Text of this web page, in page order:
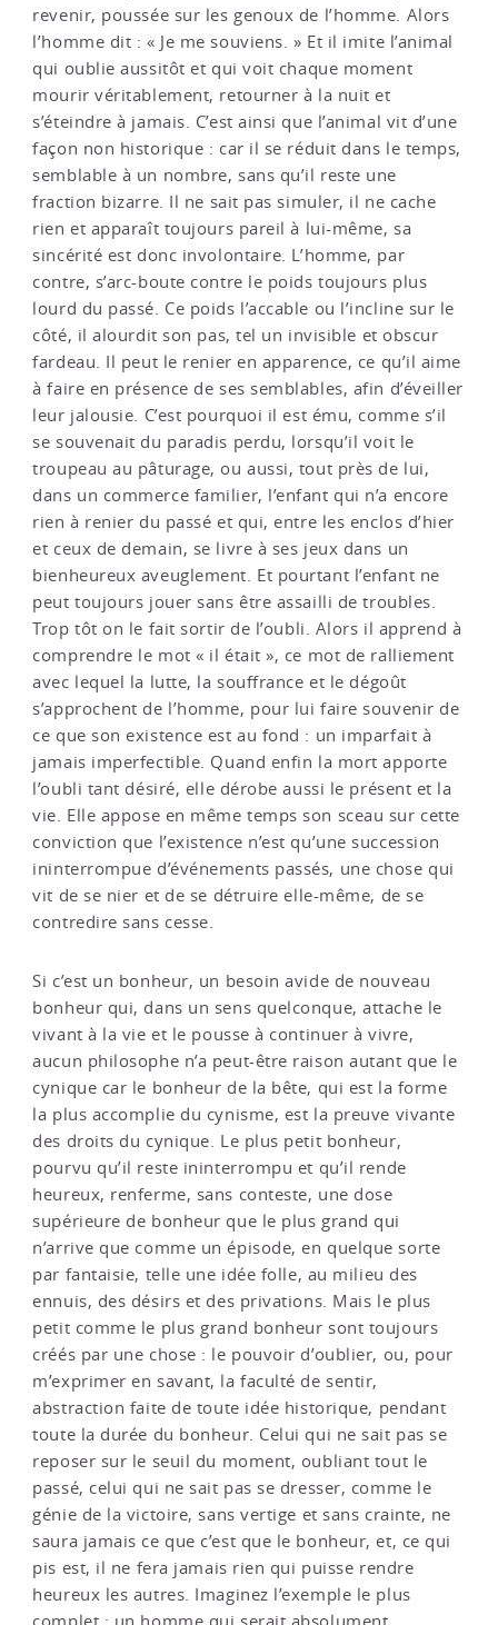
revenir, poussée sur les genoux de l’homme. Alors
l’homme dit : « Je me souviens. » Et il imite l’animal
qui oublie aussitôt et qui voit chaque moment
mourir véritablement, retourner à la nuit et
s’éteindre à jamais. C’est ainsi que l’animal vit d’une
façon non historique : car il se réduit dans le temps,
semblable à un nombre, sans qu’il reste une
fraction bizarre. Il ne sait pas simuler, il ne cache
rien et apparaît toujours pareil à lui-même, sa
sincérité est donc involontaire. L’homme, par
contre, s’arc-boute contre le poids toujours plus
lourd du passé. Ce poids l’accable ou l’incline sur le
côté, il alourdit son pas, tel un invisible et obscur
fardeau. Il peut le renier en apparence, ce qu’il aime
à faire en présence de ses semblables, afin d’éveiller
leur jalousie. C’est pourquoi il est ému, comme s’il
se souvenait du paradis perdu, lorsqu’il voit le
troupeau au pâturage, ou aussi, tout près de lui,
dans un commerce familier, l’enfant qui n’a encore
rien à renier du passé et qui, entre les enclos d’hier
et ceux de demain, se livre à ses jeux dans un
bienheureux aveuglement. Et pourtant l’enfant ne
peut toujours jouer sans être assailli de troubles.
Trop tôt on le fait sortir de l’oubli. Alors il apprend à
comprendre le mot « il était », ce mot de ralliement
avec lequel la lutte, la souffrance et le dégoût
s’approchent de l’homme, pour lui faire souvenir de
ce que son existence est au fond : un imparfait à
jamais imperfectible. Quand enfin la mort apporte
l’oubli tant désiré, elle dérobe aussi le présent et la
vie. Elle appose en même temps son sceau sur cette
conviction que l’existence n’est qu’une succession
ininterrompue d’événements passés, une chose qui
vit de se nier et de se détruire elle-même, de se
contredire sans cesse.
Si c’est un bonheur, un besoin avide de nouveau
bonheur qui, dans un sens quelconque, attache le
vivant à la vie et le pousse à continuer à vivre,
aucun philosophe n’a peut-être raison autant que le
cynique car le bonheur de la bête, qui est la forme
la plus accomplie du cynisme, est la preuve vivante
des droits du cynique. Le plus petit bonheur,
pourvu qu’il reste ininterrompu et qu’il rende
heureux, renferme, sans conteste, une dose
supérieure de bonheur que le plus grand qui
n’arrive que comme un épisode, en quelque sorte
par fantaisie, telle une idée folle, au milieu des
ennuis, des désirs et des privations. Mais le plus
petit comme le plus grand bonheur sont toujours
créés par une chose : le pouvoir d’oublier, ou, pour
m’exprimer en savant, la faculté de sentir,
abstraction faite de toute idée historique, pendant
toute la durée du bonheur. Celui qui ne sait pas se
reposer sur le seuil du moment, oubliant tout le
passé, celui qui ne sait pas se dresser, comme le
génie de la victoire, sans vertige et sans crainte, ne
saura jamais ce que c’est que le bonheur, et, ce qui
pis est, il ne fera jamais rien qui puisse rendre
heureux les autres. Imaginez l’exemple le plus